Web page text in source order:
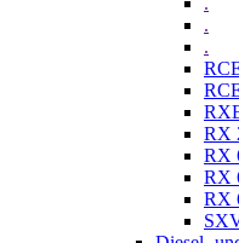
.
.
RX
RX
RX
RX